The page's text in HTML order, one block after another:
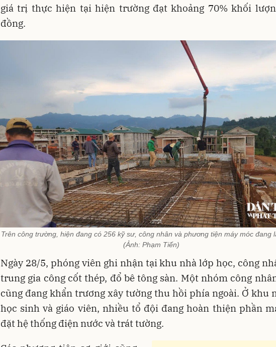
giá trị thực hiện tại hiện trường đạt khoảng 70% khối
đồng.
Trên công trường, hiện đang có 256 kỹ sư, công nhân và phương tiện máy móc đang
(Ảnh: Phạm Tiến)
Ngày 28/5, phóng viên ghi nhận tại khu nhà lớp học, công
trung gia công cốt thép, đổ bê tông sàn. Một nhóm công
cũng đang khẩn trương xây tường thu hồi phía ngoài. Ở khu
học sinh và giáo viên, nhiều tổ đội đang hoàn thiện phần
đặt hệ thống điện nước và trát tường.